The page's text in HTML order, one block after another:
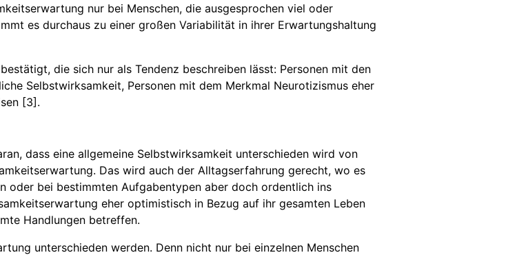
nur bei Menschen, die ausgesprochen viel oder
es durchaus zu einer großen Variabilität in ihrer Erwartungshaltung
die sich nur als Tendenz beschreiben lässt: Personen mit den
Selbstwirksamkeit, Personen mit dem Merkmal Neurotizismus eher
[3].
dass eine allgemeine Selbstwirksamkeit unterschieden wird von
Das wird auch der Alltagserfahrung gerecht, wo es
oder bei bestimmten Aufgabentypen aber doch ordentlich ins
eher optimistisch in Bezug auf ihr gesamten Leben
Handlungen betreffen.
unterschieden werden. Denn nicht nur bei einzelnen Menschen